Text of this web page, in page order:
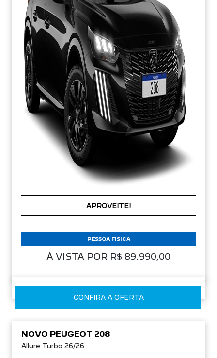
COM SEU USADO NA TROCA
À VISTA POR R$ 89.990,00
PESSOA FÍSICA
CONFIRA A OFERTA
NOVO PEUGEOT 208
Allure Turbo 26/26